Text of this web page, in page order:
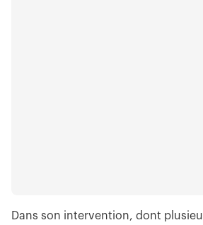
Dans son intervention, dont